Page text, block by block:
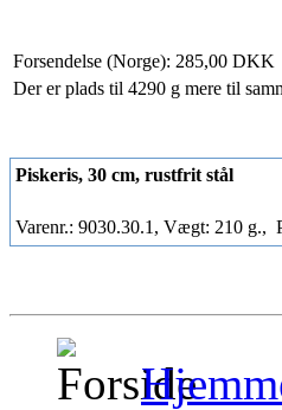
Forsendelse (Norge): 285,00 DKK
Der er plads til 4290 g mere til
Piskeris, 30 cm, rustfrit stål
Varenr.: 9030.30.1, Vægt: 210 g.,